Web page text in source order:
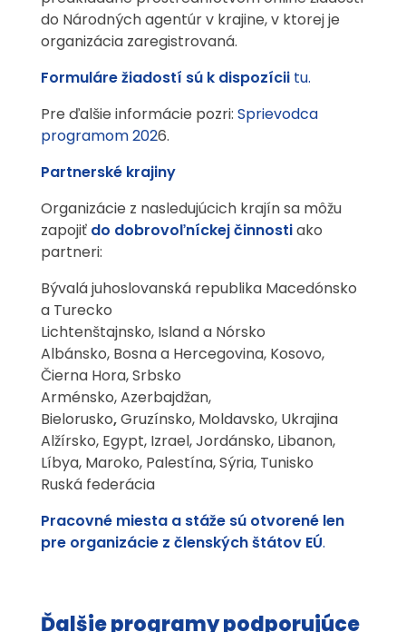
do Národných agentúr v krajine, v ktorej je
organizácia zaregistrovaná.
Formuláre žiadostí sú k dispozícii tu.
Pre ďalšie informácie pozri: Sprievodca
programom 2026.
Partnerské krajiny
Organizácie z nasledujúcich krajín sa môžu
zapojiť do dobrovoľníckej činnostiako
partneri:
Bývalá juhoslovanská republika Macedónsko
a Turecko
Lichtenštajnsko, Island a Nórsko
Albánsko, Bosna a Hercegovina, Kosovo,
Čierna Hora, Srbsko
Arménsko, Azerbajdžan,
Bielorusko,Gruzínsko, Moldavsko, Ukrajina
Alžírsko, Egypt, Izrael, Jordánsko, Libanon,
Líbya, Maroko, Palestína, Sýria, Tunisko
Ruská federácia
Pracovné miesta a stáže sú otvorené len
pre organizácie z členských štátov EÚ.
Ďalšie programy podporujúce